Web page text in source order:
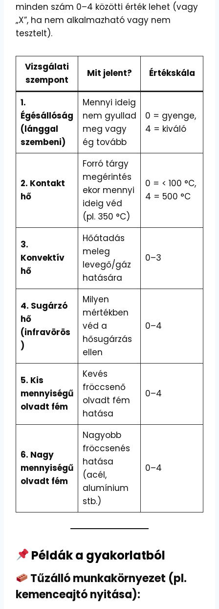
minden szám 0–4 közötti érték lehet (vagy
„X”, ha nem alkalmazható vagy nem
tesztelt).
Vizsgálati
szempont
Mit jelent? Értékskála
1.
Égésállóság
(lánggal
szembeni)
Mennyi ideig
nem gyullad
meg vagy
ég tovább
0 = gyenge,
4 = kiváló
2. Kontakt
hő
Forró tárgy
megérintés
ekor mennyi
ideig véd
(pl. 350 °C)
0 = < 100 °C,
4 = 500 °C
3.
Konvektív
hő
Hőátadás
meleg
levegő/gáz
hatására
0–3
4. Sugárzó
hő
(infravörös
)
Milyen
mértékben
véd a
hősugárzás
ellen
0–4
5. Kis
mennyiségű
olvadt fém
Kevés
fröccsenő
olvadt fém
hatása
0–4
6. Nagy
mennyiségű
olvadt fém
Nagyobb
fröccsenés
hatása
(acél,
alumínium
stb.)
0–4
Példák a gyakorlatból
Tűzálló munkakörnyezet (pl.
kemenceajtó nyitása):